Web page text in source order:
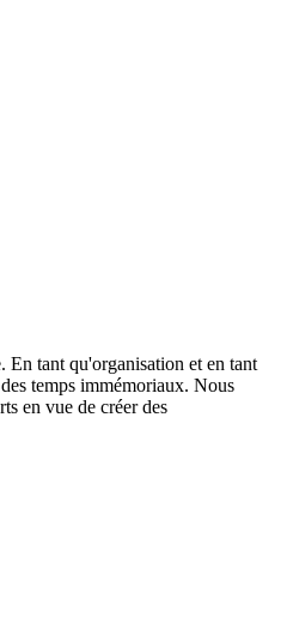
En tant qu'organisation et en tant
temps immémoriaux. Nous
en vue de créer des